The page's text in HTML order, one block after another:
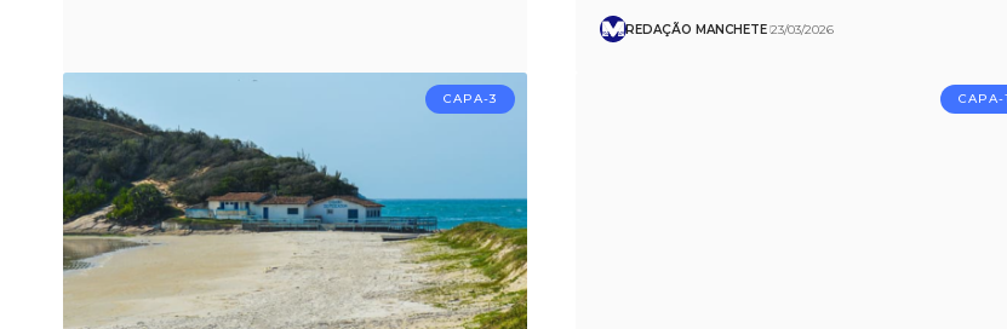
REDAÇÃO MANCHETE 23/03/2026
CAPA-3 CAPA-1